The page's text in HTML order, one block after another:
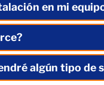
en mi
algún tipo de